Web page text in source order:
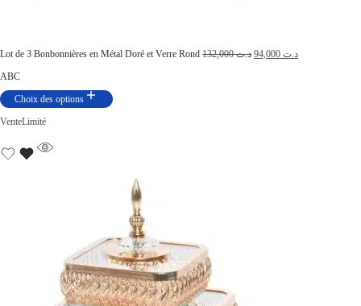
Lot de 3 Bonbonnières en Métal Doré et Verre Rond د.ت132,000 د.ت
ABC
Choix des options
VenteLimité